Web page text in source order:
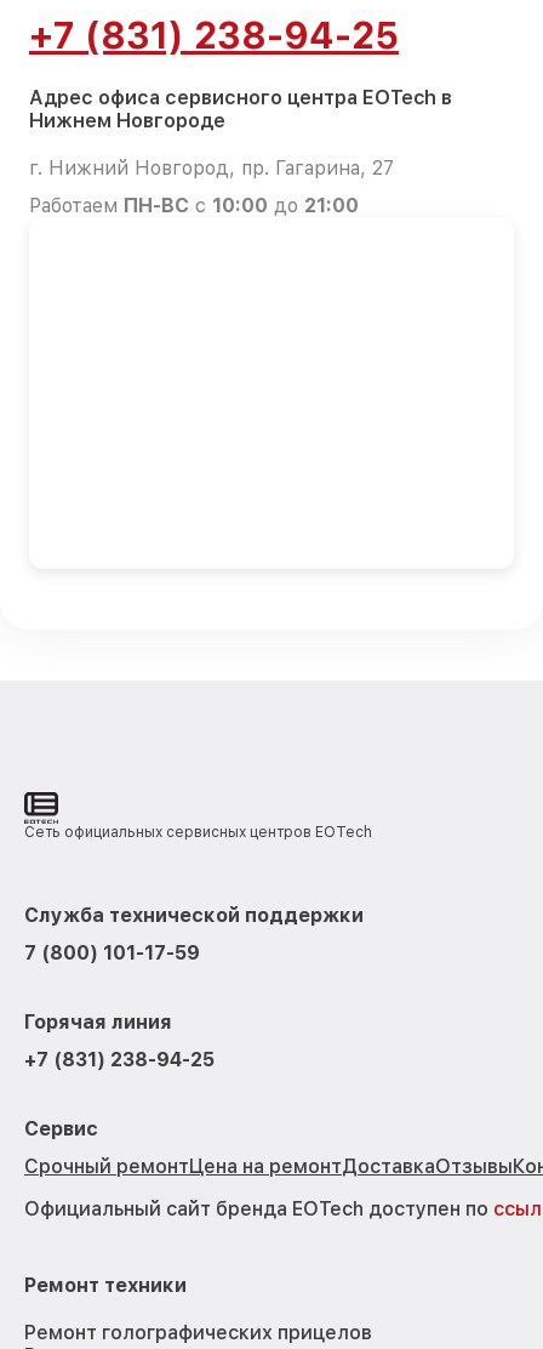
+7 (831) 238-94-25
Адрес офиса сервисного центра EOTech в
Нижнем Новгороде
г. Нижний Новгород, пр. Гагарина, 27
Работаем ПН-ВС с 10:00 до 21:00
Сеть официальных сервисных центров EOTech
Служба технической поддержки
7 (800) 101-17-59
Горячая линия
+7 (831) 238-94-25
Сервис
Срочный ремонтЦена на ремонтДоставкаОтзывы
Официальный сайт бренда EOTech доступен по
Ремонт техники
Ремонт голографических прицелов